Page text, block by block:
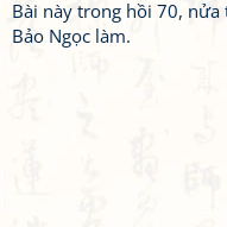
Bài này trong hồi 70,
Bảo Ngọc làm.